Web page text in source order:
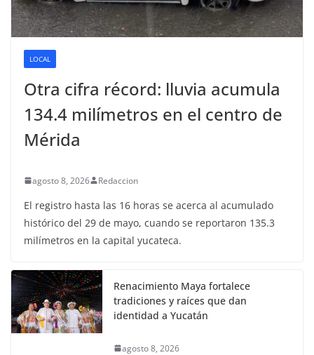
LOCAL
Otra cifra récord: lluvia acumula
134.4 milímetros en el centro de
Mérida
agosto 8, 2026 Redaccion
El registro hasta las 16 horas se acerca al acumulado
histórico del 29 de mayo, cuando se reportaron 135.3
milímetros en la capital yucateca.
Renacimiento Maya fortalece
tradiciones y raíces que dan
identidad a Yucatán
agosto 8, 2026